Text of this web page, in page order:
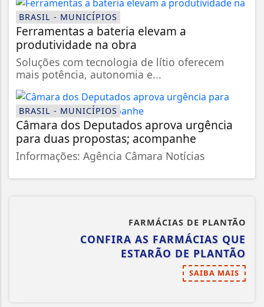
BRASIL - MUNICÍPIOS
Ferramentas a bateria elevam a
produtividade na obra
Soluções com tecnologia de lítio oferecem
mais potência, autonomia e...
BRASIL - MUNICÍPIOS
Câmara dos Deputados aprova urgência
para duas propostas; acompanhe
Informações: Agência Câmara Notícias
FARMÁCIAS DE PLANTÃO
CONFIRA AS FARMÁCIAS QUE
ESTARÃO DE PLANTÃO
SAIBA MAIS